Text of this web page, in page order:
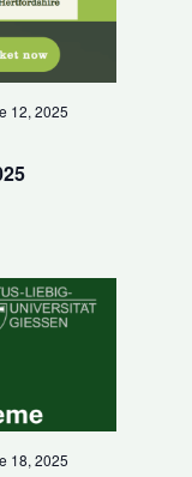
12, 2025
18, 2025